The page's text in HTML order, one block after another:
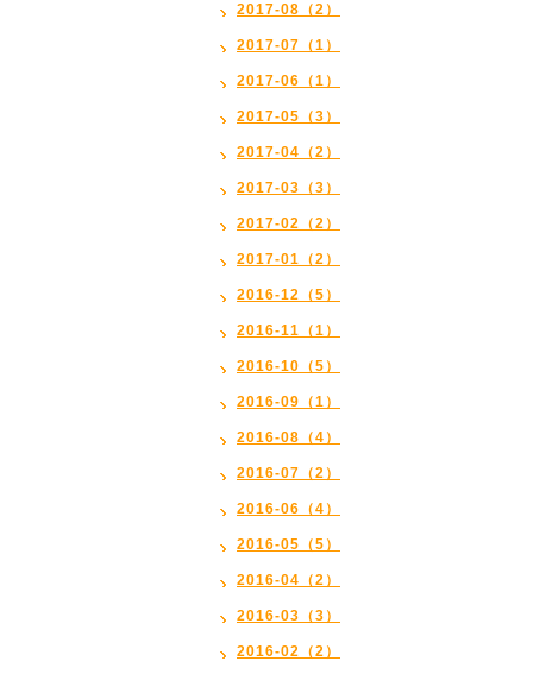
2017-08（2）
2017-07（1）
2017-06（1）
2017-05（3）
2017-04（2）
2017-03（3）
2017-02（2）
2017-01（2）
2016-12（5）
2016-11（1）
2016-10（5）
2016-09（1）
2016-08（4）
2016-07（2）
2016-06（4）
2016-05（5）
2016-04（2）
2016-03（3）
2016-02（2）